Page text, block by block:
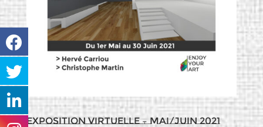
Exposition virtuelle – Mai/juin 2021